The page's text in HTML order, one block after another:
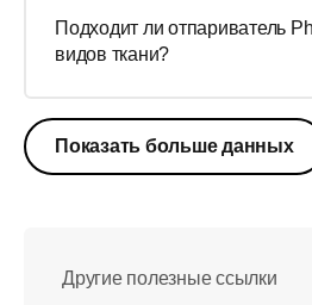
Подходит ли отпариватель
видов ткани?
Показать больше данных
Другие полезные ссылки